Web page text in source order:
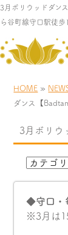
3月ボリウッドダン
ら谷町線守口駅徒歩
HOME »
ダンス【
3月ボリウ
◆守口・
※3月は